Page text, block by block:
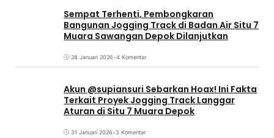
Sempat Terhenti, Pembongkaran
Bangunan Jogging Track di Badan Air Situ 7
Muara Sawangan Depok Dilanjutkan
28 Januari 2026•4 Komentar
Akun @supiansuri Sebarkan Hoax! Ini Fakta
Terkait Proyek Jogging Track Langgar
Aturan di Situ 7 Muara Depok
31 Januari 2026•3 Komentar